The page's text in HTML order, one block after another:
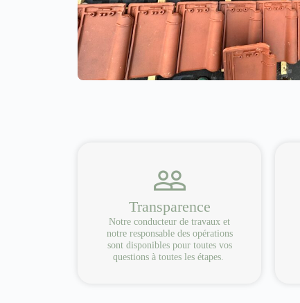
Transparence
Notre conducteur de travaux et
notre responsable des opérations
sont disponibles pour toutes vos
questions à toutes les étapes.